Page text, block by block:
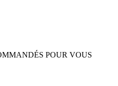
POUR VOUS